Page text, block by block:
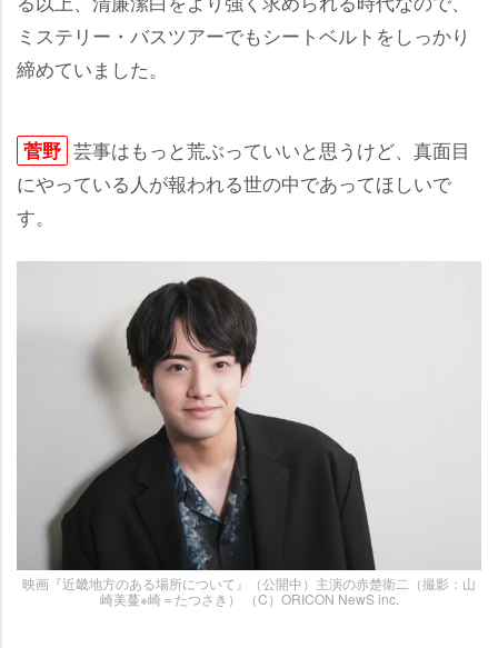
ミステリー・バスツアーでもシートベルトをしっかり
締めていました。
菅野 芸事はもっと荒ぶっていいと思うけど、真面目
にやっている人が報われる世の中であってほしいで
す。
映画『近畿地方のある場所について』（公開中）主演の赤楚衛二（撮影：山
崎美蔓※崎＝たつさき） （C）ORICON NewS inc.